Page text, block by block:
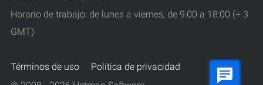
Horario de trabajo: de lunes a viernes, de 9:00 a 18:00 (+ 3
GMT)
Términos de uso
Política de privacidad